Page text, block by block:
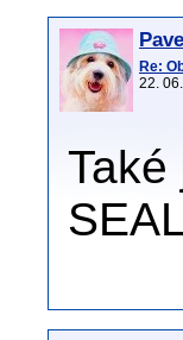
Re:
22.
Také